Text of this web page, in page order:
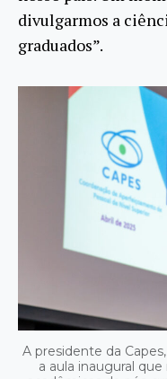
divulgarmos a
graduados”.
A presidente da
a aula inaugural